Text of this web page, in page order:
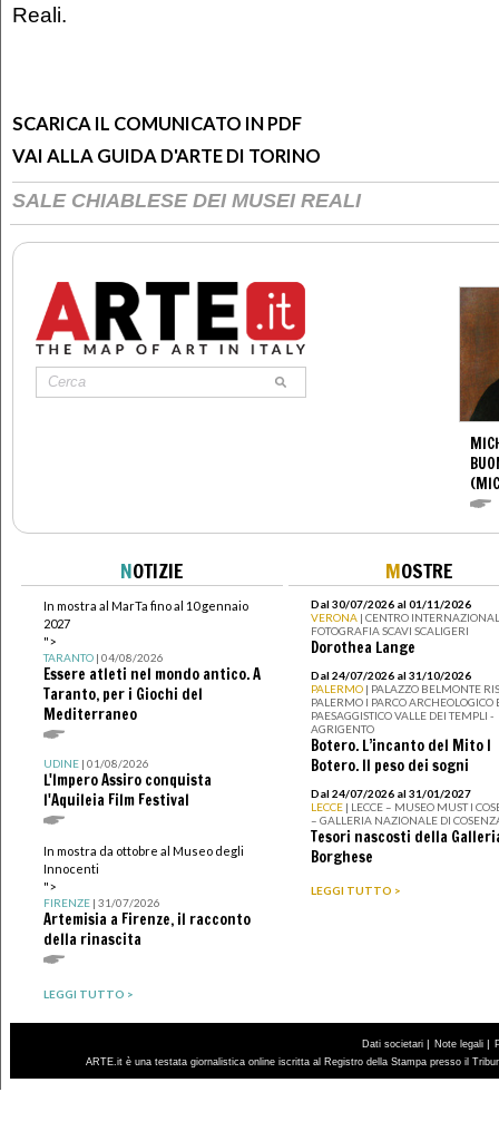
Reali.
SCARICA IL COMUNICATO IN PDF
VAI ALLA GUIDA D'ARTE DI TORINO
SALE CHIABLESE DEI MUSEI REALI
NOTIZIE
In mostra al MarTa fino al 10 gennaio
2027
">
TARANTO| 04/08/2026
Essere atleti nel mondo antico. A
Taranto, per i Giochi del
Mediterraneo
UDINE| 01/08/2026
L'Impero Assiro conquista
l'Aquileia Film Festival
In mostra da ottobre al Museo degli
Innocenti
">
FIRENZE| 31/07/2026
Artemisia a Firenze, il racconto
della rinascita
LEGGI TUTTO >
MOSTRE
Dal 30/07/2026 al 01/11/2026
VERONA | CENTRO
FOTOGRAFIA SCAVI SCALIGERI
Dorothea Lange
Dal 24/07/2026 al 31/10/2026
PALERMO | PALAZZO BELMONTE
PALERMO I PARCO ARCHEOLOGICO
PAESAGGISTICO VALLE DEI TEMPLI -
AGRIGENTO
Botero. L’incanto del Mito I
Botero. Il peso dei sogni
Dal 24/07/2026 al 31/01/2027
LECCE | LECCE – MUSEO MUST I
– GALLERIA NAZIONALE DI
Tesori nascosti della
Borghese
LEGGI TUTTO >
Dati societari | Note legali |
ARTE.it è una testata giornalistica online iscritta al Registro della Stampa presso il